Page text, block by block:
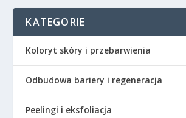
KATEGORIE
Koloryt skóry i przebarwienia
Odbudowa bariery i regeneracja
Peelingi i eksfoliacja